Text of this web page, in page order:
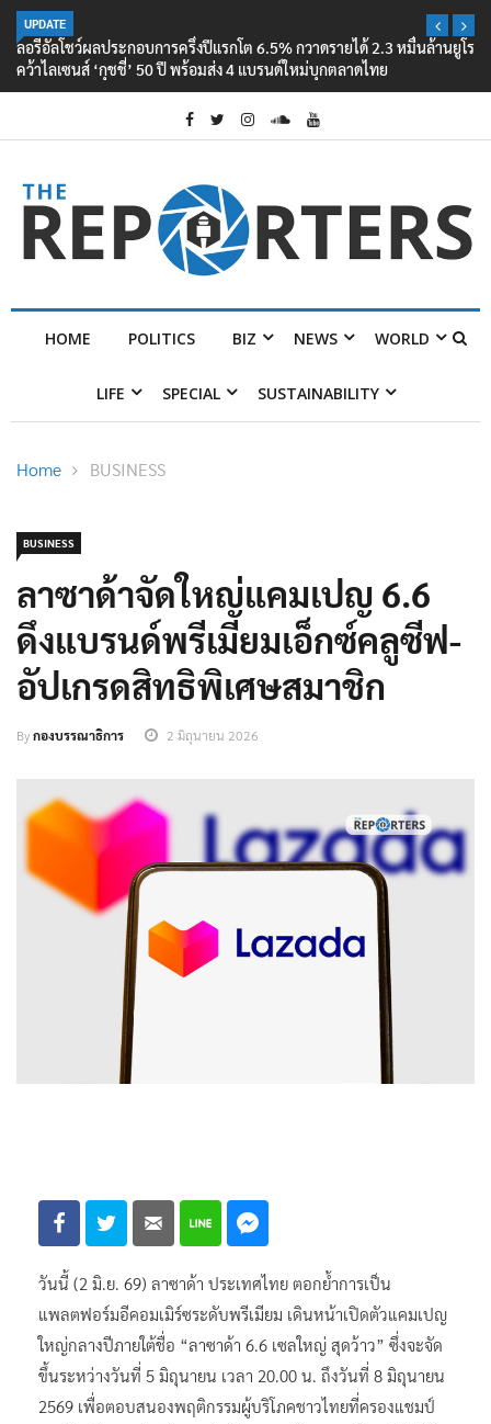
UPDATE
ลอรีอัลโชว์ผลประกอบการครึ่งปีแรกโต 6.5% กวาดรายได้ 2.3 หมื่นล้านยูโร
คว้าไลเซนส์ ‘กุชชี่’ 50 ปี พร้อมส่ง 4 แบรนด์ใหม่บุกตลาดไทย
HOME POLITICS BIZ NEWS WORLD
LIFE SPECIAL SUSTAINABILITY
Home BUSINESS
BUSINESS
ลาซาด้าจัดใหญ่แคมเปญ 6.6
ดึงแบรนด์พรีเมียมเอ็กซ์คลูซีฟ-
อัปเกรดสิทธิพิเศษสมาชิก
Byกองบรรณาธิการ 2 มิถุนายน 2026
วันนี้ (2 มิ.ย. 69) ลาซาด้า ประเทศไทย ตอกย้ำการเป็น
แพลตฟอร์มอีคอมเมิร์ซระดับพรีเมียม เดินหน้าเปิดตัวแคมเปญ
ใหญ่กลางปีภายใต้ชื่อ “ลาซาด้า 6.6 เซลใหญ่ สุดว้าว” ซึ่งจะจัด
ขึ้นระหว่างวันที่ 5 มิถุนายน เวลา 20.00 น. ถึงวันที่ 8 มิถุนายน
2569 เพื่อตอบสนองพฤติกรรมผู้บริโภคชาวไทยที่ครองแชมป์